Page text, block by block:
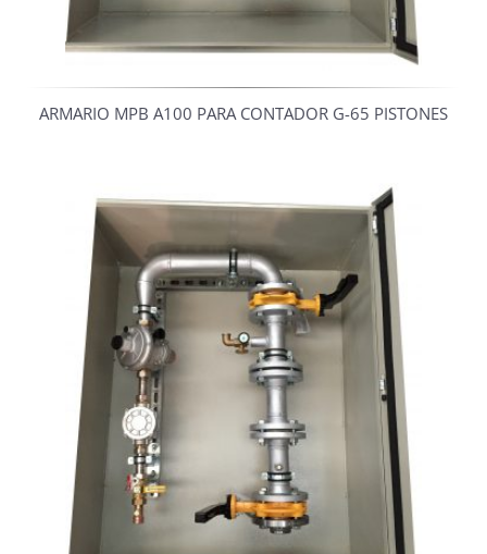
ARMARIO MPB A100 PARA CONTADOR G-65 PISTONES